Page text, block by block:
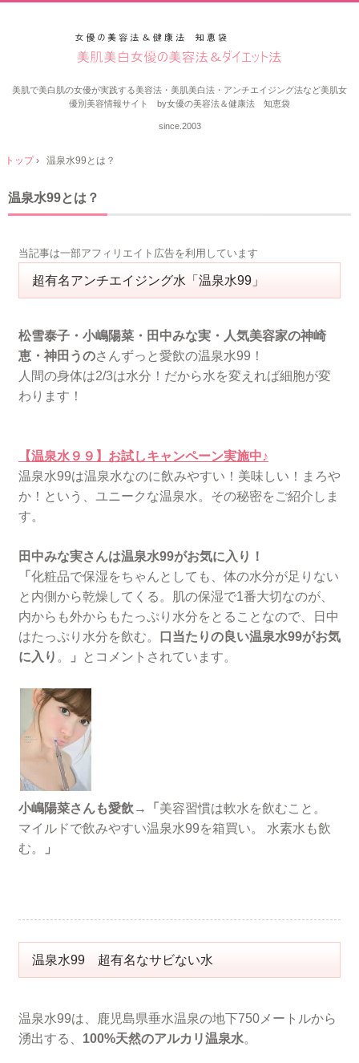
美肌で美白肌の女優が実践する美容法・美肌美白法・アンチエイジング法など美肌女
優別美容情報サイト by女優の美容法＆健康法 知恵袋
since.2003
トップ› 温泉水99とは？
温泉水99とは？
当記事は一部アフィリエイト広告を利用しています
超有名アンチエイジング水「温泉水99」
松雪泰子・小嶋陽菜・田中みな実・人気美容家の神崎
恵・神田うのさんずっと愛飲の温泉水99！
人間の身体は2/3は水分！だから水を変えれば細胞が変
わります！
【温泉水９９】お試しキャンペーン実施中♪
温泉水99は温泉水なのに飲みやすい！美味しい！まろや
か！という、ユニークな温泉水。その秘密をご紹介しま
す。
田中みな実さんは温泉水99がお気に入り！
「 化粧品で保湿をちゃんとしても、体の水分が足りない
と内側から乾燥してくる。肌の保湿で1番大切なのが、
内からも外からもたっぷり水分をとることなので、日中
はたっぷり水分を飲む。
口当たりの良い温泉水99がお気
に入り 。 」 とコメントされています。
小嶋陽菜さんも愛飲 → 「 美容習慣は軟水を飲むこと。
マイルドで飲みやすい温泉水99を箱買い。 水素水も飲
む。
」
温泉水99 超有名なサビない水
温泉水99は、鹿児島県垂水温泉の地下750メートルから
湧出する、 100%天然のアルカリ温泉水。